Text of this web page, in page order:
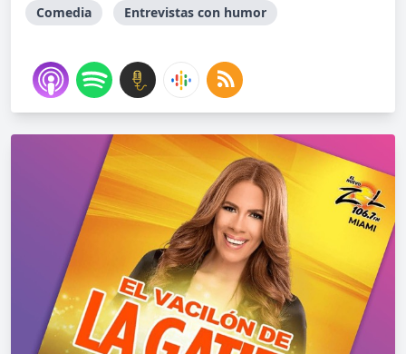
Comedia Entrevistas con humor